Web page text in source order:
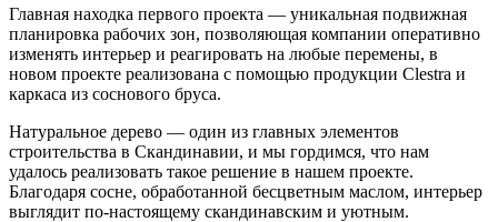
Главная находка первого проекта — уникальная подвижная
планировка рабочих зон, позволяющая компании оперативно
изменять интерьер и реагировать на любые перемены, в
новом проекте реализована с помощью продукции Clestra и
каркаса из соснового бруса.
Натуральное дерево — один из главных элементов
строительства в Скандинавии, и мы гордимся, что нам
удалось реализовать такое решение в нашем проекте.
Благодаря сосне, обработанной бесцветным маслом, интерьер
выглядит по-настоящему скандинавским и уютным.